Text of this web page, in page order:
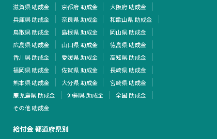
滋賀県 助成金
京都府 助成金
大阪府 助成金
兵庫県 助成金
奈良県 助成金
和歌山県 助成金
鳥取県 助成金
島根県 助成金
岡山県 助成金
広島県 助成金
山口県 助成金
徳島県 助成金
香川県 助成金
愛媛県 助成金
高知県 助成金
福岡県 助成金
佐賀県 助成金
長崎県 助成金
熊本県 助成金
大分県 助成金
宮崎県 助成金
鹿児島県 助成金
沖縄県 助成金
全国 助成金
その他 助成金
給付金 都道府県別